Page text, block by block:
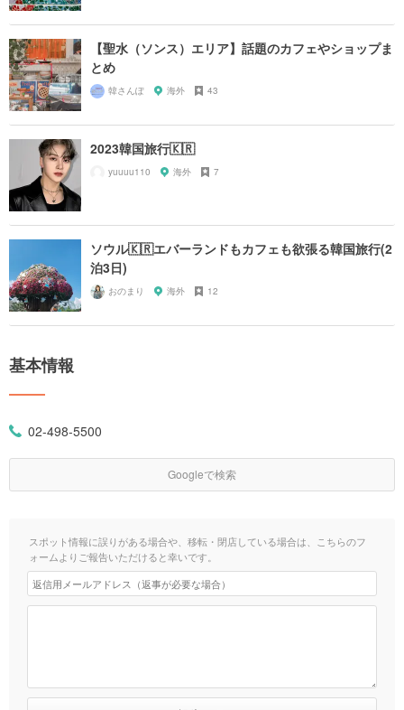
【聖水（ソンス）エリア】話題のカフェやショップま
とめ
韓さんぽ 海外 43
2023韓国旅行🇰🇷
yuuuu110 海外 7
ソウル🇰🇷エバーランドもカフェも欲張る韓国旅行(2
泊3日)
おのまり 海外 12
基本情報
02-498-5500
Googleで検索
スポット情報に誤りがある場合や、移転・閉店している場合は、こちらのフ
ォームよりご報告いただけると幸いです。